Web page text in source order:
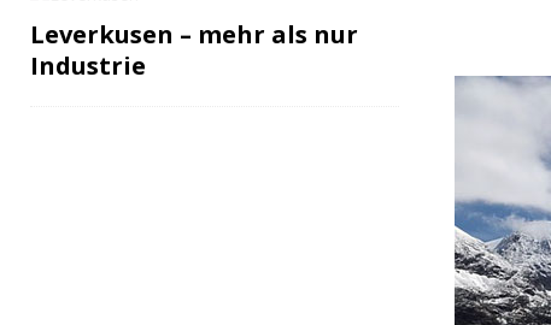
Leverkusen – mehr als nur
Industrie